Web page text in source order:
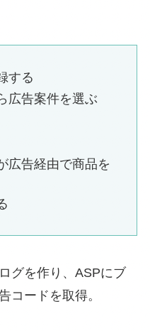
する
広告案件を選ぶ
広告経由で商品を
グを作り、ASPにブ
コードを取得。